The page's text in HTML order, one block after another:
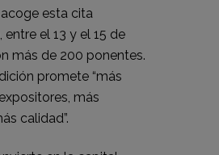
acoge esta cita
el 13 y el 15 de
más de 200 ponentes.
promete “más
más
calidad”.